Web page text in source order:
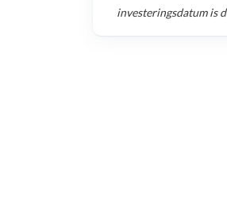
investeringsdatum is